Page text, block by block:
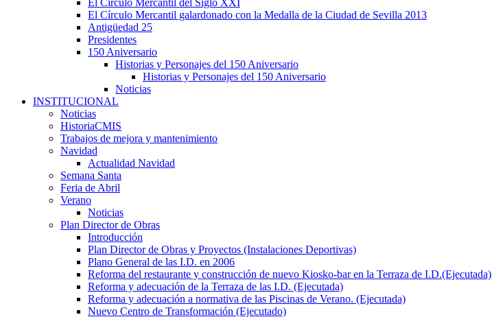
El Círculo Mercantil del Siglo XXI
El Círculo Mercantil galardonado con la Medalla de la Ciudad de Sevilla 2013
Antigüedad 25
Presidentes
150 Aniversario
Historias y Personajes del 150 Aniversario
Historias y Personajes del 150 Aniversario
Noticias
INSTITUCIONAL
Noticias
HistoriaCMIS
Trabajos de mejora y mantenimiento
Navidad
Actualidad Navidad
Semana Santa
Feria de Abril
Verano
Noticias
Plan Director de Obras
Introducción
Plan Director de Obras y Proyectos (Instalaciones Deportivas)
Plano General de las I.D. en 2006
Reforma del restaurante y construcción de nuevo Kiosko-bar en la Terraza de I.D.(Ejecutada)
Reforma y adecuación de la Terraza de las I.D. (Ejecutada)
Reforma y adecuación a normativa de las Piscinas de Verano. (Ejecutada)
Nuevo Centro de Transformación (Ejecutado)